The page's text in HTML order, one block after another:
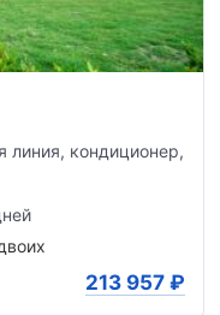
линия, кондиционер,
213 957 ₽